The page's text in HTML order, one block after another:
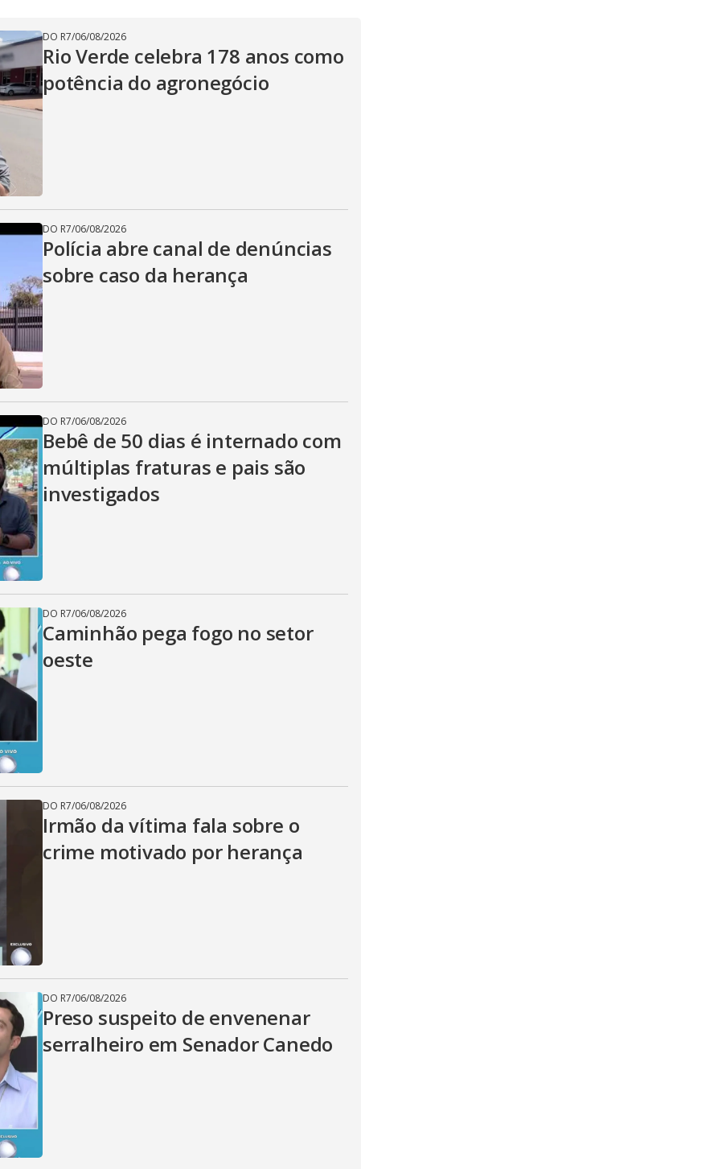
DO R7/06/08/2026
Rio Verde celebra 178 anos como
potência do agronegócio
DO R7/06/08/2026
Polícia abre canal de denúncias
sobre caso da herança
DO R7/06/08/2026
Bebê de 50 dias é internado com
múltiplas fraturas e pais são
investigados
DO R7/06/08/2026
Caminhão pega fogo no setor
oeste
DO R7/06/08/2026
Irmão da vítima fala sobre o
crime motivado por herança
DO R7/06/08/2026
Preso suspeito de envenenar
serralheiro em Senador Canedo